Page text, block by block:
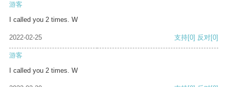
游客
I called you 2 times. W
2022-02-25 支持[0] 反对[0]
游客
I called you 2 times. W